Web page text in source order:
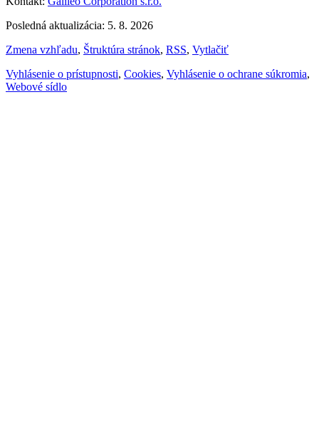
Posledná aktualizácia: 5. 8. 2026
Zmena vzhľadu, Štruktúra stránok, RSS, Vytlačiť
Vyhlásenie o prístupnosti, Cookies, Vyhlásenie o ochrane súkromia,
Webové sídlo